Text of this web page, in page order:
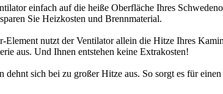
einfach auf die heiße Oberfläche Ihres
Sie Heizkosten und Brennmaterial.
Element nutzt der Ventilator allein die Hitze Ihres
aus. Und Ihnen entstehen keine Extrakosten!
sich bei zu großer Hitze aus. So sorgt es für